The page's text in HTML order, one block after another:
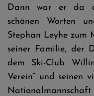
Dann war er da
schönen Worten
Stephan Leyhe zum
seiner Familie, der
dem Ski-Club
Verein“ und seinen